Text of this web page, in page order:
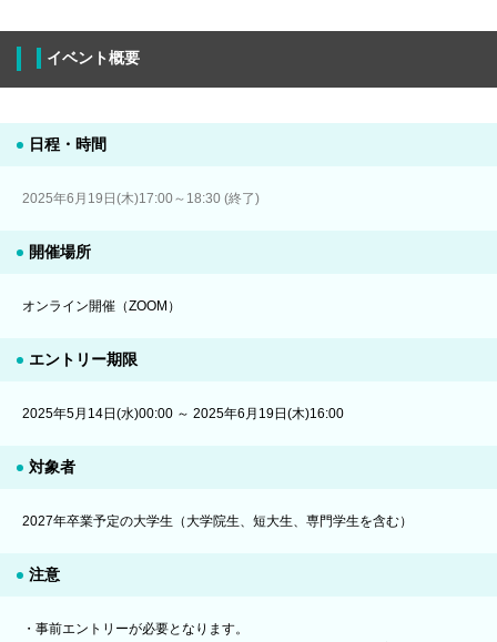
イベント概要
日程・時間
2025年6月19日(木)17:00～18:30 (終了)
開催場所
オンライン開催（ZOOM）
エントリー期限
2025年5月14日(水)00:00 ～ 2025年6月19日(木)16:00
対象者
2027年卒業予定の大学生（大学院生、短大生、専門学生を含む）
注意
・事前エントリーが必要となります。